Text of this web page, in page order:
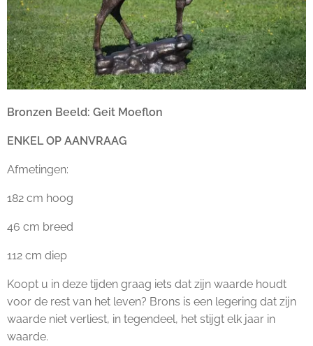
Bronzen Beeld: Geit Moeflon
ENKEL OP AANVRAAG
Afmetingen:
182 cm hoog
46 cm breed
112 cm diep
Koopt u in deze tijden graag iets dat zijn waarde houdt
voor de rest van het leven? Brons is een legering dat zijn
waarde niet verliest, in tegendeel, het stijgt elk jaar in
waarde.